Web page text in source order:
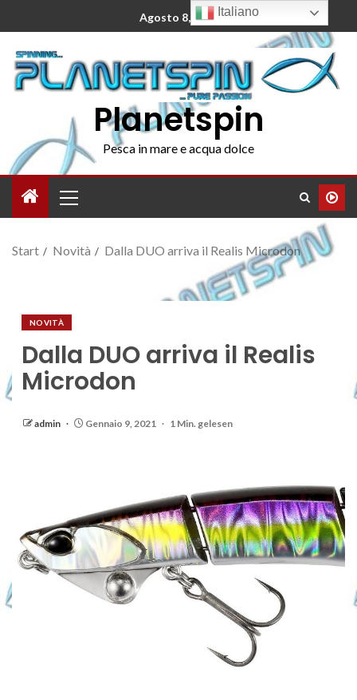
Agosto 8, 2026
Planetspin
Pesca in mare e acqua dolce
Start Novità Dalla DUO arriva il Realis Microdon
NOVITÀ
Dalla DUO arriva il Realis
Microdon
admin Gennaio 9, 2021 1 Min. gelesen
Italiano